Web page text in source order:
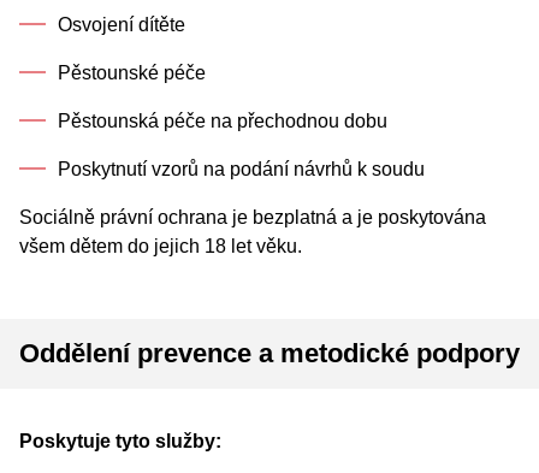
Osvojení dítěte
Pěstounské péče
Pěstounská péče na přechodnou dobu
Poskytnutí vzorů na podání návrhů k soudu
Sociálně právní ochrana je bezplatná a je poskytována
všem dětem do jejich 18 let věku.
Oddělení prevence a metodické podpory
Poskytuje tyto služby: